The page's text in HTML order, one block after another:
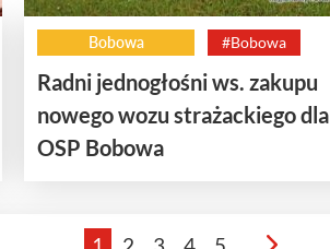
Bobowa #Bobowa
Radni jednogłośni ws. zakupu
nowego wozu strażackiego dla
OSP Bobowa